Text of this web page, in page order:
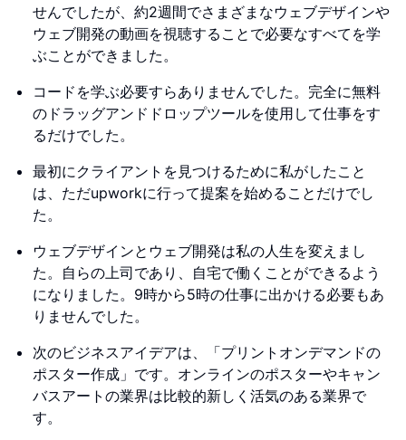
せんでしたが、約2週間でさまざまなウェブデザインや
ウェブ開発の動画を視聴することで必要なすべてを学
ぶことができました。
コードを学ぶ必要すらありませんでした。完全に無料
のドラッグアンドドロップツールを使用して仕事をす
るだけでした。
最初にクライアントを見つけるために私がしたこと
は、ただupworkに行って提案を始めることだけでし
た。
ウェブデザインとウェブ開発は私の人生を変えまし
た。自らの上司であり、自宅で働くことができるよう
になりました。9時から5時の仕事に出かける必要もあ
りませんでした。
次のビジネスアイデアは、「プリントオンデマンドの
ポスター作成」です。オンラインのポスターやキャン
バスアートの業界は比較的新しく活気のある業界で
す。